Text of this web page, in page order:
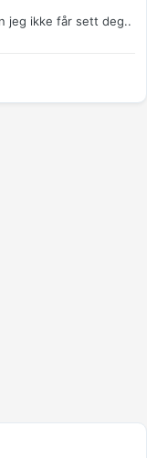
jeg ikke får sett deg..